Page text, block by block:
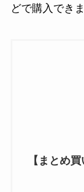
どで購入できま
【まとめ